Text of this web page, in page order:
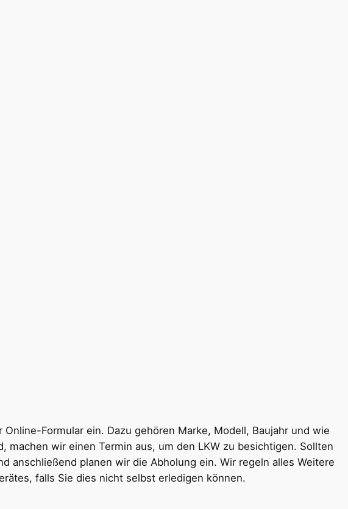
Formular ein. Dazu gehören Marke, Modell, Baujahr und wie
wir einen Termin aus, um den LKW zu besichtigen. Sollten
anschließend planen wir die Abholung ein. Wir regeln alles Weitere
falls Sie dies nicht selbst erledigen können.